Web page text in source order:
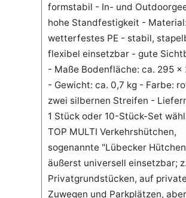
formstabil - In- und
hohe Standfestigkeit - Material:
wetterfestes PE - stabil,
flexibel einsetzbar - gute
- Maße Bodenfläche: ca. 295 x
- Gewicht: ca. 0,7 kg - Farbe:
zwei silbernen Streifen -
1 Stück oder 10-Stück-Set
TOP MULTI Verkehrshütchen,
sogenannte "Lübecker
äußerst universell einsetzbar;
Privatgrundstücken, auf
Zuwegen und Parkplätzen,